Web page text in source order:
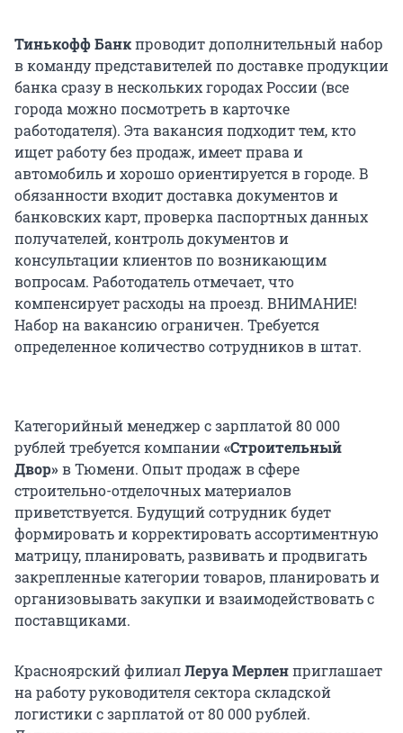
Тинькофф Банкпроводит дополнительный набор
в команду представителей по доставке продукции
банка сразу в нескольких городах России (все
города можно посмотреть в карточке
работодателя). Эта вакансия подходит тем, кто
ищет работу без продаж, имеет права и
автомобиль и хорошо ориентируется в городе. В
обязанности входит доставка документов и
банковских карт, проверка паспортных данных
получателей, контроль документов и
консультации клиентов по возникающим
вопросам. Работодатель отмечает, что
компенсирует расходы на проезд. ВНИМАНИЕ!
Набор на вакансию ограничен. Требуется
определенное количество сотрудников в штат.
Категорийный менеджер с зарплатой 80 000
рублей требуется компании«Строительный
Двор»в Тюмени. Опыт продаж в сфере
строительно-отделочных материалов
приветствуется. Будущий сотрудник будет
формировать и корректировать ассортиментную
матрицу, планировать, развивать и продвигать
закрепленные категории товаров, планировать и
организовывать закупки и взаимодействовать с
поставщиками.
Красноярский филиалЛеруа Мерленприглашает
на работу руководителя сектора складской
логистики с зарплатой от 80 000 рублей.